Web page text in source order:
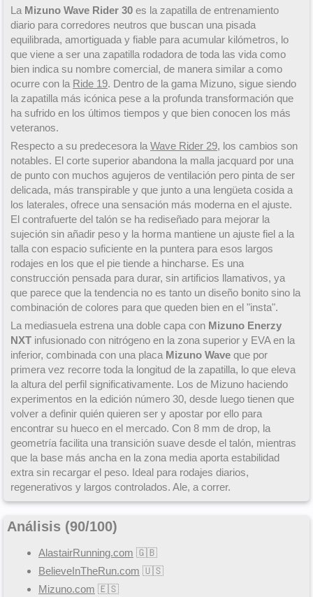
La Mizuno Wave Rider 30 es la zapatilla de entrenamiento
diario para corredores neutros que buscan una pisada
equilibrada, amortiguada y fiable para acumular kilómetros, lo
que viene a ser una zapatilla rodadora de toda las vida como
bien indica su nombre comercial, de manera similar a como
ocurre con la Ride 19. Dentro de la gama Mizuno, sigue siendo
la zapatilla más icónica pese a la profunda transformación que
ha sufrido en los últimos tiempos y que bien conocen los más
veteranos.
Respecto a su predecesora la Wave Rider 29, los cambios son
notables. El corte superior abandona la malla jacquard por una
de punto con muchos agujeros de ventilación pero pinta de ser
delicada, más transpirable y que junto a una lengüeta cosida a
los laterales, ofrece una sensación más moderna en el ajuste.
El contrafuerte del talón se ha rediseñado para mejorar la
sujeción sin añadir peso y la horma mantiene un ajuste fiel a la
talla con espacio suficiente en la puntera para esos largos
rodajes en los que el pie tiende a hincharse. Es una
construcción pensada para durar, sin artificios llamativos, ya
que parece que la tendencia no es tanto un diseño bonito sino la
combinación de colores para que queden bien en el "insta".
La mediasuela estrena una doble capa con Mizuno Enerzy
NXT infusionado con nitrógeno en la zona superior y EVA en la
inferior, combinada con una placa Mizuno Wave que por
primera vez recorre toda la longitud de la zapatilla, lo que eleva
la altura del perfil significativamente. Los de Mizuno haciendo
experimentos en la edición número 30, desde luego tienen que
volver a definir quién quieren ser y apostar por ello para
encontrar su hueco en el mercado. Con 8 mm de drop, la
geometría facilita una transición suave desde el talón, mientras
que la base más ancha en la zona media aporta estabilidad
extra sin recargar el peso. Ideal para rodajes diarios,
regenerativos y largos controlados. Ale, a correr.
Análisis (90/100)
AlastairRunning.com 🇬🇧
BelieveInTheRun.com 🇺🇸
Mizuno.com 🇪🇸